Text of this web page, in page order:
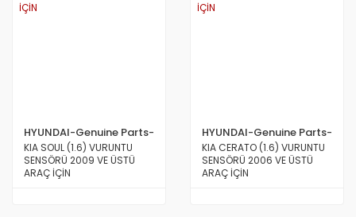
HYUNDAI-Genuine Parts-
MOBİS
KIA SOUL (1.6) VURUNTU
SENSÖRÜ 2009 VE ÜSTÜ
ARAÇ İÇİN
HYUNDAI-Genuine Parts-
MOBİS
KIA CERATO (1.6) VURUNTU
SENSÖRÜ 2006 VE ÜSTÜ
ARAÇ İÇİN